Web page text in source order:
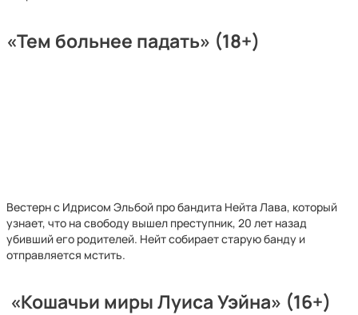
«Тем больнее падать» (18+)
Вестерн с Идрисом Эльбой про бандита Нейта Лава, который
узнает, что на свободу вышел преступник, 20 лет назад
убивший его родителей. Нейт собирает старую банду и
отправляется мстить.
«Кошачьи миры Луиса Уэйна» (16+)